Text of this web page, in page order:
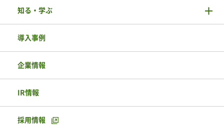
知る・学ぶ
導入事例
企業情報
IR情報
採用情報